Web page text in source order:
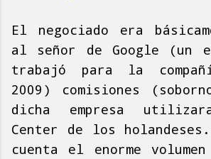
El negociado era
al señor de Google (un
trabajó para la
2009) comisiones
dicha empresa
Center de los
cuenta el enorme